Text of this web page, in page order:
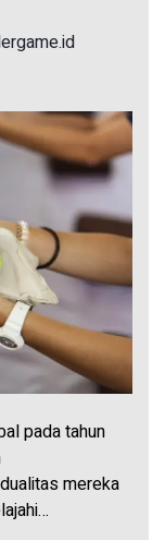
pada tahun
mereka